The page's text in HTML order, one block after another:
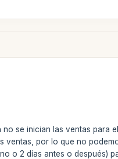
se inician las ventas para
ventas, por lo que no
o 2 días antes o después)